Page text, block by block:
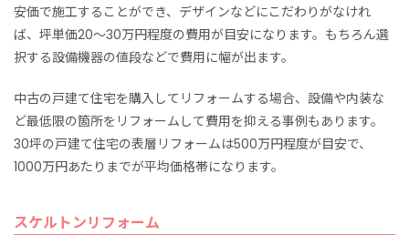
安価で施工することができ、デザインなどにこだわりがなけれ
ば、坪単価20～30万円程度の費用が目安になります。もちろん選
択する設備機器の値段などで費用に幅が出ます。
中古の戸建て住宅を購入してリフォームする場合、設備や内装な
ど最低限の箇所をリフォームして費用を抑える事例もあります。
30坪の戸建て住宅の表層リフォームは500万円程度が目安で、
1000万円あたりまでが平均価格帯になります。
スケルトンリフォーム